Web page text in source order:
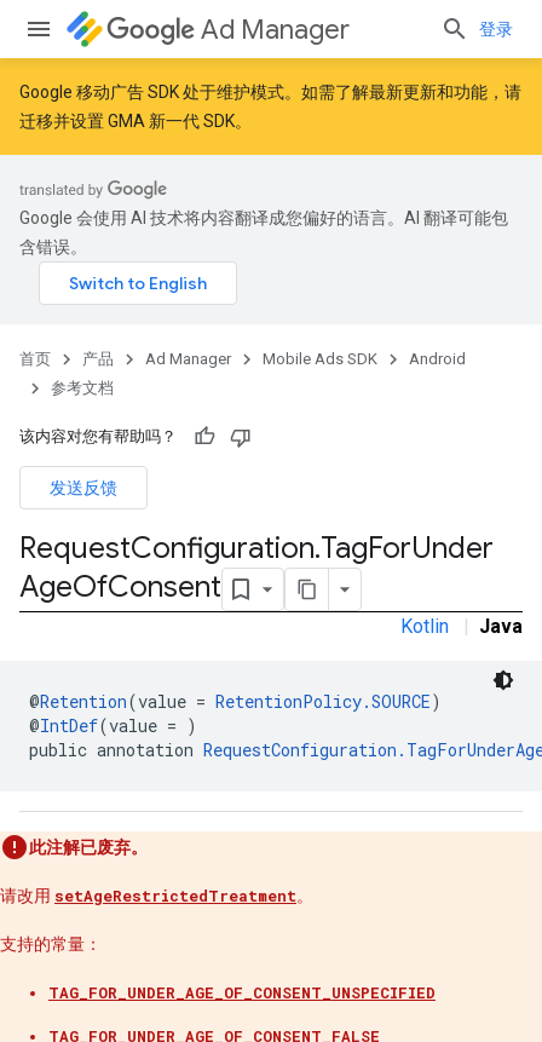
Ad Manager 登录
Google 移动广告 SDK 处于维护模式。如需了解最新更新和功能，请
迁移并设置 GMA 新一代 SDK。
Google 会使用 AI 技术将内容翻译成您偏好的语言。AI 翻译可能包
含错误。
首页 产品 Ad Manager Mobile Ads SDK
Android
参考文档
该内容对您有帮助吗？
发送反馈
RequestConfiguration.TagForUnder
AgeOfConsent
Kotlin | Java
@Retention(value = RetentionPolicy.SOURCE)
@IntDef(value = )
public annotation
此注解已废弃。
请改用 setAgeRestrictedTreatment。
支持的常量：
TAG_FOR_UNDER_AGE_OF_CONSENT_UNSPECIFIED
TAG_FOR_UNDER_AGE_OF_CONSENT_FALSE